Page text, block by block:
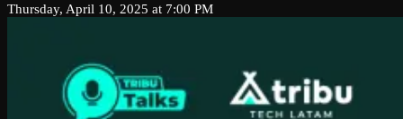
Thursday, April 10, 2025 at 7:00 PM